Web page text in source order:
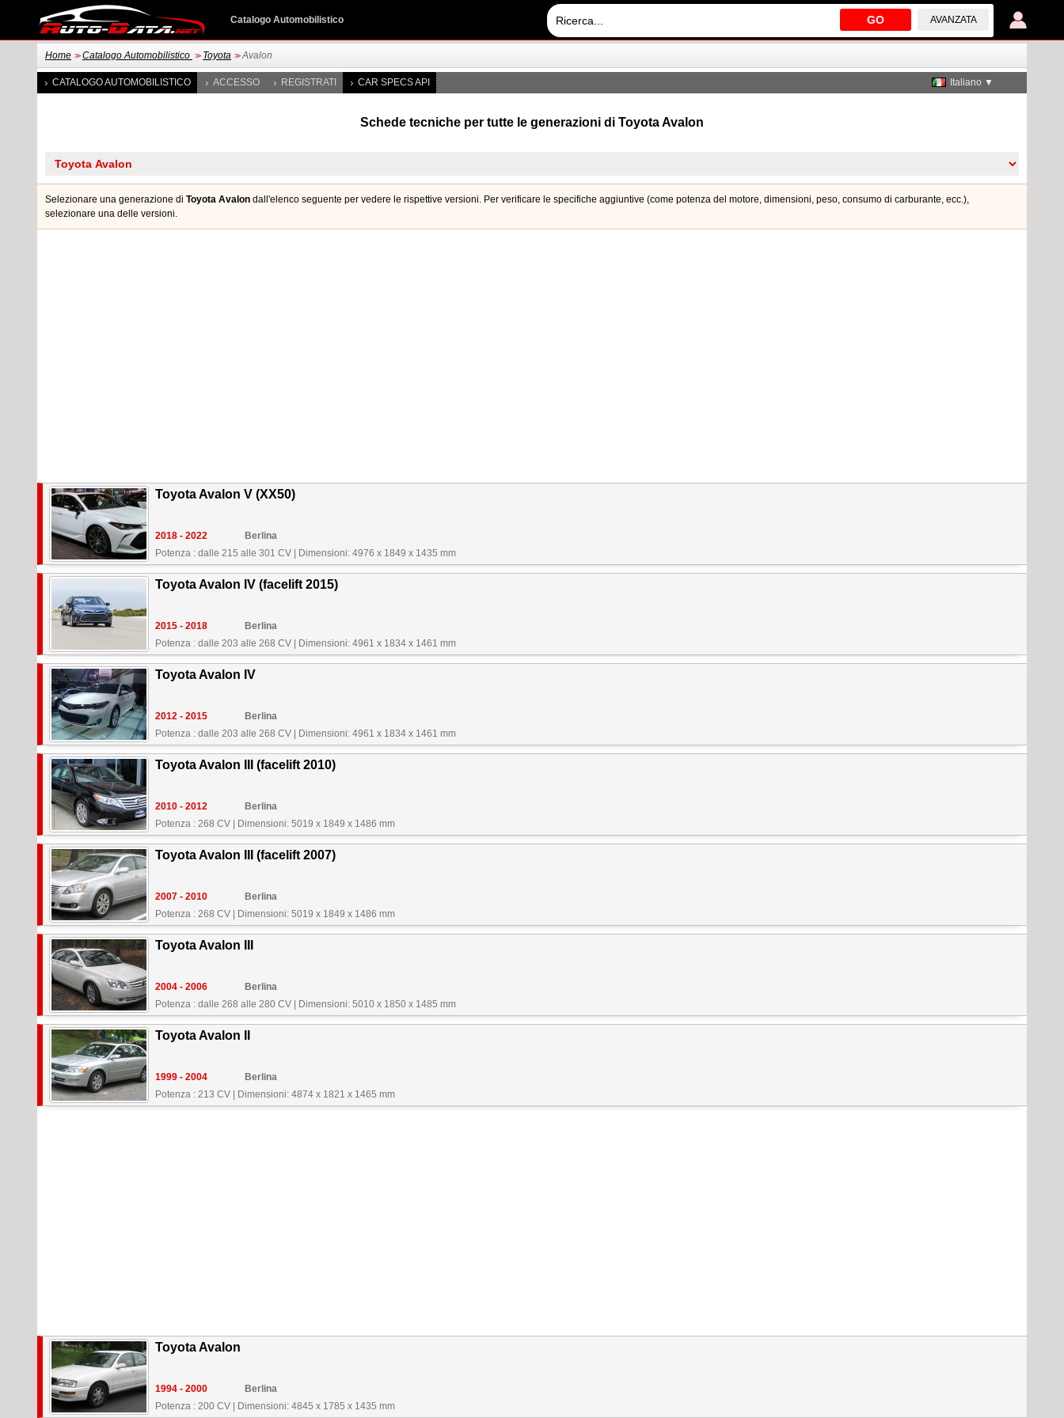
GO AVANZATA
Catalogo Automobilistico
Home >> Catalogo Automobilistico >> Toyota >> Avalon
CATALOGO AUTOMOBILISTICO ACCESSO REGISTRATI CAR SPECS API Italiano ▼
Schede tecniche per tutte le generazioni di Toyota Avalon
Selezionare una generazione di Toyota Avalon dall'elenco seguente per vedere le rispettive versioni. Per verificare le specifiche aggiuntive (come potenza del motore, dimensioni, peso, consumo di carburante, ecc.),
selezionare una delle versioni.
Toyota Avalon V (XX50)
2018 - 2022
Berlina
Potenza : dalle 215 alle 301 CV
Dimensioni: 4976 x 1849 x 1435 mm
Toyota Avalon IV (facelift 2015)
2015 - 2018
Berlina
Potenza : dalle 203 alle 268 CV
Dimensioni: 4961 x 1834 x 1461 mm
Toyota Avalon IV
2012 - 2015
Berlina
Potenza : dalle 203 alle 268 CV
Dimensioni: 4961 x 1834 x 1461 mm
Toyota Avalon III (facelift 2010)
2010 - 2012
Berlina
Potenza : 268 CV
Dimensioni: 5019 x 1849 x 1486 mm
Toyota Avalon III (facelift 2007)
2007 - 2010
Berlina
Potenza : 268 CV
Dimensioni: 5019 x 1849 x 1486 mm
Toyota Avalon III
2004 - 2006
Berlina
Potenza : dalle 268 alle 280 CV
Dimensioni: 5010 x 1850 x 1485 mm
Toyota Avalon II
1999 - 2004
Berlina
Potenza : 213 CV
Dimensioni: 4874 x 1821 x 1465 mm
Toyota Avalon
1994 - 2000
Berlina
Potenza : 200 CV
Dimensioni: 4845 x 1785 x 1435 mm